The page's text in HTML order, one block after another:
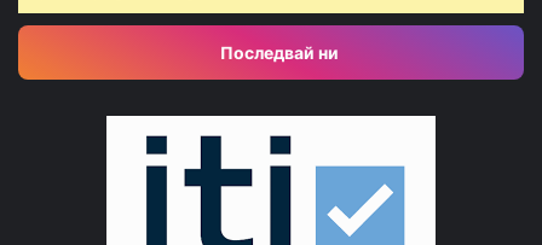
Последвай ни